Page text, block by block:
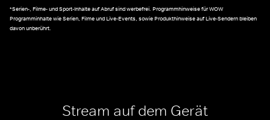
*Serien-, Filme- und Sport-Inhalte auf Abruf sind werbefrei. Programmhinweise für WOW
Programminhalte wie Serien, Filme und Live-Events, sowie Produkthinweise auf Live-Sendern bleiben
davon unberührt.
Stream auf dem Gerät